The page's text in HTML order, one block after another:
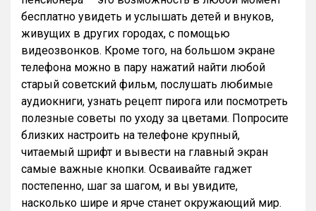
бесплатно увидеть и услышать детей и внуков,
живущих в других городах, с помощью
видеозвонков. Кроме того, на большом экране
телефона можно в пару нажатий найти любой
старый советский фильм, послушать любимые
аудиокниги, узнать рецепт пирога или посмотреть
полезные советы по уходу за цветами. Попросите
близких настроить на телефоне крупный,
читаемый шрифт и вывести на главный экран
самые важные кнопки. Осваивайте гаджет
постепенно, шаг за шагом, и вы увидите,
насколько шире и ярче станет окружающий мир.